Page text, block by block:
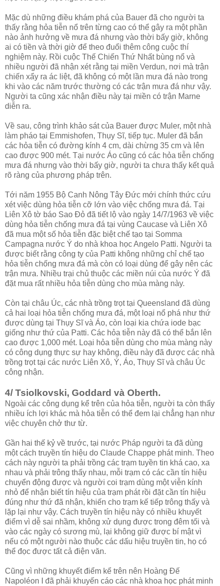
Mặc dù những điều khám phá của Bauer đã cho người ta
thấy rằng hỏa tiễn nổ trên từng cao có thể gây ra một phần
nào ảnh hưởng về mưa đá nhưng vào thời bấy giờ, không
ai có tiền và thời giờ để theo đuổi thêm công cuộc thí
nghiệm này. Rồi cuộc Thế Chiến Thứ Nhất bùng nổ và
nhiều người đã nhận xét rằng tại miền Verdun, nơi mà trận
chiến xẩy ra ác liệt, đã không có một lần mưa đá nào trong
khi vào các năm trước thường có các trận mưa đá như vậy.
Người ta cũng xác nhận điều này tại miền có trận Marne
diễn ra.
Về sau, công trình khảo sát của Bauer được Muler, một nhà
làm pháo tại Emmishofen, Thụy Sĩ, tiếp tục. Muler đã bắn
các hỏa tiễn có đường kính 4 cm, dài chừng 35 cm và lên
cao được 900 mét. Tại nước Áo cũng có các hỏa tiễn chống
mưa đá nhưng vào thời bấy giờ, người ta chưa thấy kết quả
rõ ràng của phương pháp trên.
Tới năm 1955 Bộ Canh Nông Tây Đức mới chính thức cứu
xét việc dùng hỏa tiễn cỡ lớn vào việc chống mưa đá. Tại
Liên Xô tờ báo Sao Đỏ đã tiết lộ vào ngày 14/7/1963 về việc
dùng hỏa tiễn chống mưa đá tại vùng Caucase và Liên Xô
đã mua một số hỏa tiễn đặc biệt chế tạo tại Somma
Campagna nước Ý do nhà khoa học Angelo Patti. Người ta
được biết rằng công ty của Patti không những chỉ chế tạo
hỏa tiễn chống mưa đá mà còn có loại dùng để gây nên các
trận mưa. Nhiều trại chủ thuộc các miền núi của nước Ý đã
đặt mua rất nhiều hỏa tiễn dùng cho mùa màng này.
Còn tại châu Úc, các nhà trồng trọt tại Queensland đã dùng
cả hai loại hỏa tiễn chống mưa đá, một loại nổ phá như thứ
được dùng tại Thụy Sĩ và Áo, còn loại kia chứa iode bạc
giống như thứ của Patti. Các hỏa tiễn này đã có thể bắn lên
cao được 1,000 mét. Loại hỏa tiễn dùng cho mùa màng này
có công dụng thực sự hay không, điều này đã được các nhà
trồng trọt tại các nước Liên Xô, Ý, Áo, Thụy Sĩ và châu Úc
công nhận.
4/ Tsiolkovski, Goddard và Oberth.
Ngoài các công dụng kể trên của hỏa tiễn, người ta còn thấy
nhiều ích lợi khác mà hỏa tiễn có thể đem lại chẳng hạn như
việc chuyên chở thư từ.
Gần hai thế kỷ về trước, tại nước Pháp người ta đã dùng
một cách truyền tín hiệu do Claude Chappe phát minh. Theo
cách này người ta phải trồng các trạm tuyền tin khá cao, xa
nhau và phải trông thấy nhau, mỗi trạm có các cần tín hiệu
chuyển động được và người coi trạm dùng một viễn kính
nhỏ để nhận biết tín hiệu của trạm phát rồi đặt cần tín hiệu
đúng như thứ đã nhận, khiến cho trạm kế tiếp trông thấy và
lặp lại như vậy. Cách truyền tín hiệu này có nhiều khuyết
điểm vì dễ sai nhầm, không xử dụng được trong đêm tối và
vào các ngày có sương mù, lại không giữ được bí mật vì
nếu có một người nào thuộc các dấu hiệu truyền tin, họ có
thể đọc được tất cả điện văn.
Cũng vì những khuyết điểm kể trên nên Hoàng Đế
Napoléon I đã phải khuyến cáo các nhà khoa học phát minh